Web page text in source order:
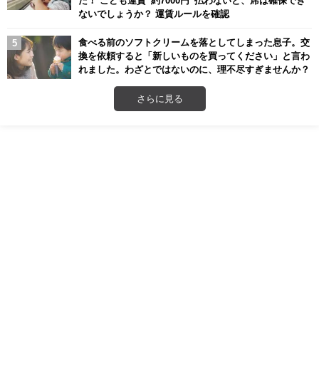
ないでしょうか？ 運賃ルールを確認
食べる前のソフトクリームを落としてしまった息子。交
換を依頼すると「新しいものを買ってください」と言わ
れました。わざとではないのに、理不尽すぎませんか？
さらに見る